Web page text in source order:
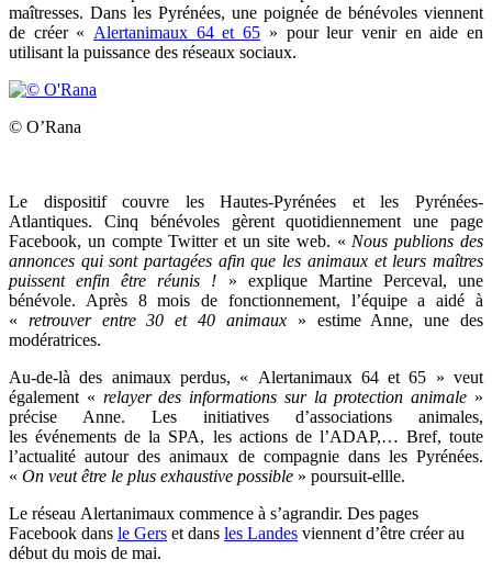
maîtresses. Dans les Pyrénées, une poignée de bénévoles viennent
de créer « Alertanimaux 64 et 65 » pour leur venir en aide en
utilisant la puissance des réseaux sociaux.
© O’Rana
Le dispositif couvre les Hautes-Pyrénées et les Pyrénées-
Atlantiques. Cinq bénévoles gèrent quotidiennement une page
Facebook, un compte Twitter et un site web. « Nous publions des
annonces qui sont partagées afin que les animaux et leurs maîtres
puissent enfin être réunis ! » explique Martine Perceval, une
bénévole. Après 8 mois de fonctionnement, l’équipe a aidé à
« retrouver entre 30 et 40 animaux» estime Anne, une des
modératrices.
Au-de-là des animaux perdus, « Alertanimaux 64 et 65 » veut
également « relayer des informations sur la protection animale »
précise Anne. Les initiatives d’associations animales,
les événements de la SPA, les actions de l’ADAP,… Bref, toute
l’actualité autour des animaux de compagnie dans les Pyrénées.
« On veut être le plus exhaustive possible » poursuit-ellle.
Le réseau Alertanimaux commence à s’agrandir. Des pages
Facebook dans le Gers et dans les Landes viennent d’être créer au
début du mois de mai.